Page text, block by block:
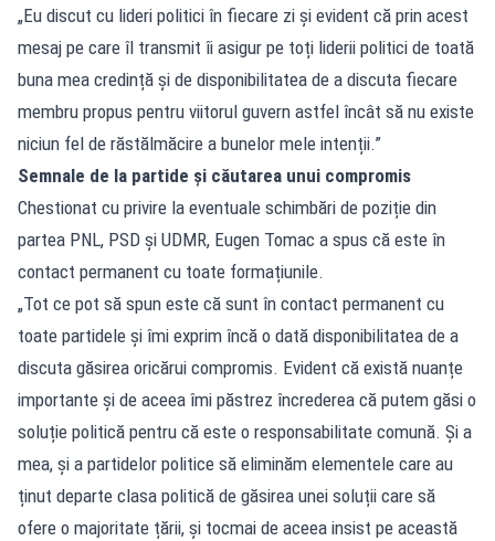
„Eu discut cu lideri politici în fiecare zi și evident că prin acest
mesaj pe care îl transmit îi asigur pe toți liderii politici de toată
buna mea credință și de disponibilitatea de a discuta fiecare
membru propus pentru viitorul guvern astfel încât să nu existe
niciun fel de răstălmăcire a bunelor mele intenții.”
Semnale de la partide și căutarea unui compromis
Chestionat cu privire la eventuale schimbări de poziție din
partea PNL, PSD și UDMR, Eugen Tomac a spus că este în
contact permanent cu toate formațiunile.
„Tot ce pot să spun este că sunt în contact permanent cu
toate partidele și îmi exprim încă o dată disponibilitatea de a
discuta găsirea oricărui compromis. Evident că există nuanțe
importante și de aceea îmi păstrez încrederea că putem găsi o
soluție politică pentru că este o responsabilitate comună. Și a
mea, și a partidelor politice să eliminăm elementele care au
ținut departe clasa politică de găsirea unei soluții care să
ofere o majoritate țării, și tocmai de aceea insist pe această